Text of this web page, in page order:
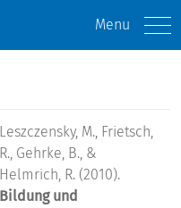
Menu
Leszczensky, M., Frietsch,
R., Gehrke, B., &
Helmrich, R. (2010).
Bildung und